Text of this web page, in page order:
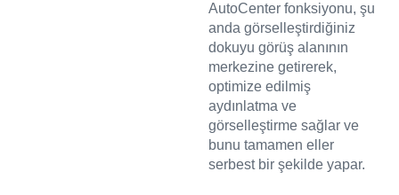
AutoCenter fonksiyonu, şu
anda görselleştirdiğiniz
dokuyu görüş alanının
merkezine getirerek,
optimize edilmiş
aydınlatma ve
görselleştirme sağlar ve
bunu tamamen eller
serbest bir şekilde yapar.